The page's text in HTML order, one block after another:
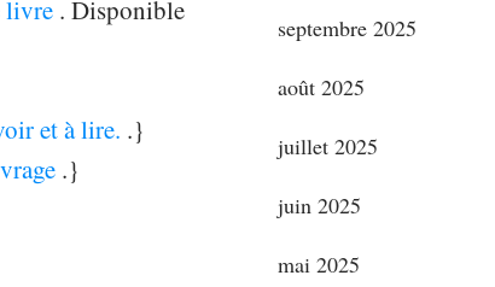
livre . Disponible
et à lire. .}
.}
septembre 2025
août 2025
juillet 2025
juin 2025
mai 2025